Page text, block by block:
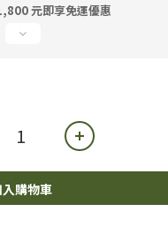
元即享免運優惠
購物車